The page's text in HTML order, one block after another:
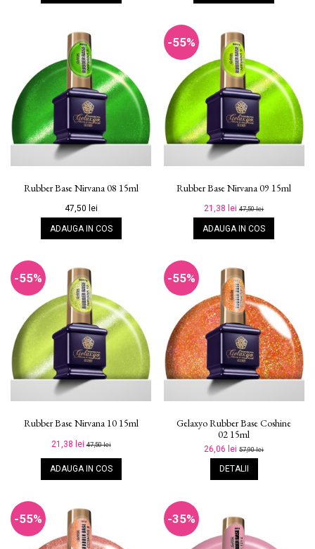
Rubber Base Nirvana 08 15ml
47,50 lei
ADAUGA IN COS
-55%
Rubber Base Nirvana 09 15ml
21,38 lei47,50 lei
ADAUGA IN COS
-55%
Rubber Base Nirvana 10 15ml
21,38 lei47,50 lei
ADAUGA IN COS
-55%
Gelaxyo Rubber Base Coshine
02 15ml
26,06 lei57,90 lei
DETALII
-55% -35%